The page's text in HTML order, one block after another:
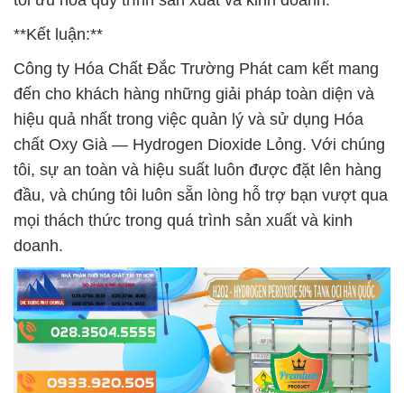
**Kết luận:**
Công ty Hóa Chất Đắc Trường Phát cam kết mang
đến cho khách hàng những giải pháp toàn diện và
hiệu quả nhất trong việc quản lý và sử dụng Hóa
chất Oxy Già — Hydrogen Dioxide Lỏng. Với chúng
tôi, sự an toàn và hiệu suất luôn được đặt lên hàng
đầu, và chúng tôi luôn sẵn lòng hỗ trợ bạn vượt qua
mọi thách thức trong quá trình sản xuất và kinh
doanh.